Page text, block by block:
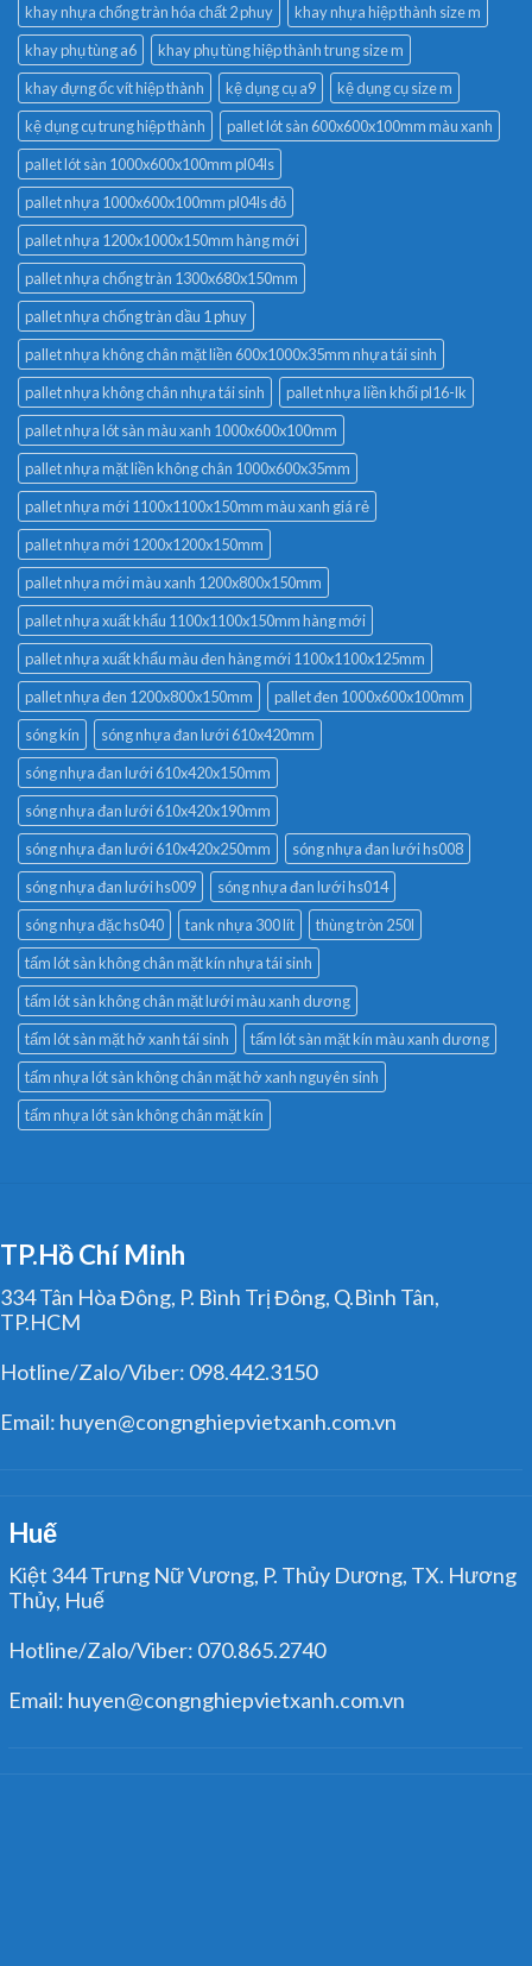
khay nhựa chống tràn hóa chất 2 phuy
khay nhựa hiệp thành size m
khay phụ tùng a6
khay phụ tùng hiệp thành trung size m
khay đựng ốc vít hiệp thành
kệ dụng cụ a9
kệ dụng cụ size m
kệ dụng cụ trung hiệp thành
pallet lót sàn 600x600x100mm màu xanh
pallet lót sàn 1000x600x100mm pl04ls
pallet nhựa 1000x600x100mm pl04ls đỏ
pallet nhựa 1200x1000x150mm hàng mới
pallet nhựa chống tràn 1300x680x150mm
pallet nhựa chống tràn dầu 1 phuy
pallet nhựa không chân mặt liền 600x1000x35mm nhựa tái sinh
pallet nhựa không chân nhựa tái sinh
pallet nhựa liền khối pl16-lk
pallet nhựa lót sàn màu xanh 1000x600x100mm
pallet nhựa mặt liền không chân 1000x600x35mm
pallet nhựa mới 1100x1100x150mm màu xanh giá rẻ
pallet nhựa mới 1200x1200x150mm
pallet nhựa mới màu xanh 1200x800x150mm
pallet nhựa xuất khẩu 1100x1100x150mm hàng mới
pallet nhựa xuất khẩu màu đen hàng mới 1100x1100x125mm
pallet nhựa đen 1200x800x150mm
pallet đen 1000x600x100mm
sóng kín
sóng nhựa đan lưới 610x420mm
sóng nhựa đan lưới 610x420x150mm
sóng nhựa đan lưới 610x420x190mm
sóng nhựa đan lưới 610x420x250mm
sóng nhựa đan lưới hs008
sóng nhựa đan lưới hs009
sóng nhựa đan lưới hs014
sóng nhựa đặc hs040
tank nhựa 300 lít
thùng tròn 250l
tấm lót sàn không chân mặt kín nhựa tái sinh
tấm lót sàn không chân mặt lưới màu xanh dương
tấm lót sàn mặt hở xanh tái sinh
tấm lót sàn mặt kín màu xanh dương
tấm nhựa lót sàn không chân mặt hở xanh nguyên sinh
tấm nhựa lót sàn không chân mặt kín
TP.Hồ Chí Minh
334 Tân Hòa Đông, P. Bình Trị Đông, Q.Bình Tân,
TP.HCM
Hotline/Zalo/Viber: 098.442.3150
Email: huyen@congnghiepvietxanh.com.vn
Huế
Kiệt 344 Trưng Nữ Vương, P. Thủy Dương, TX. Hương
Thủy, Huế
Hotline/Zalo/Viber: 070.865.2740
Email: huyen@congnghiepvietxanh.com.vn